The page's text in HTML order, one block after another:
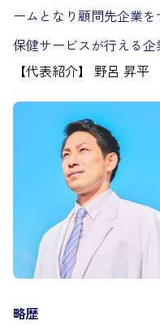
ームとなり顧問先企業
保健サービスが行える企
【代表紹介】 野呂 昇平
略歴